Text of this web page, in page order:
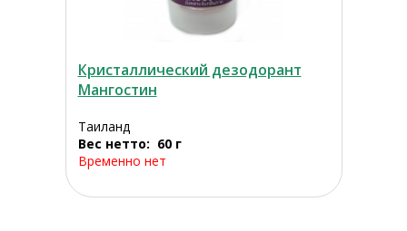
Кристаллический дезодорант
Мангостин
Таиланд
Вес нетто: 60 г
Временно нет